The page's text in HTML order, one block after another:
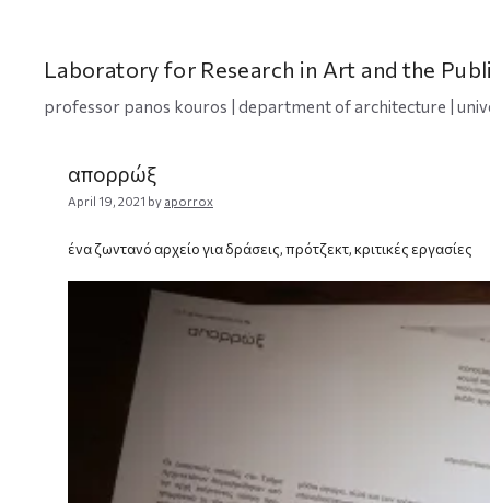
Laboratory for Research in Art and the
professor panos kouros | department of architecture |
απορρώξ
April 19, 2021 by aporrox
ένα ζωντανό αρχείο για δράσεις, πρότζεκτ, κριτικές εργασίες